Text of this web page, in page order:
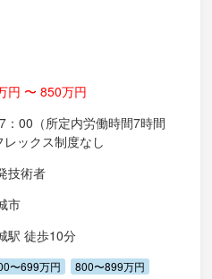
円 〜 850万円
：00（所定内労働時間7時間
ックス制度なし
技術者
市
駅 徒歩10分
〜699万円
800〜899万円